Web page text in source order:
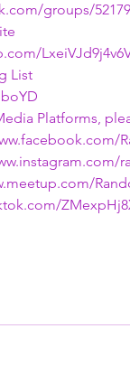
groups/
List
Platforms,